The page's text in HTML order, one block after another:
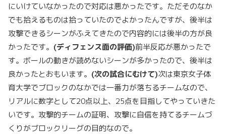
にいけていなかったので対応は悪かったです。ただそのなか
でも拾えるものは拾っていたのでよかったんですが、後半は
攻撃できるシーンがふえてきたので内容的には後半の方が良
かったです。 (ディフェンス面の評価)前半反応が悪かったで
す。ボールの動きが読めないシーンが多かったので、後半は
良かったとおもいます。 (次の試合にむけて)次は東京女子体
育大学でブロックのなかでは一番力が落ちるチームなので、
リアルに数字として20点以上、25点を目指してやっていきた
いです。攻撃的チームの証明、攻撃に自信を持てるチームづ
くりがブロックリーグの目的なので。